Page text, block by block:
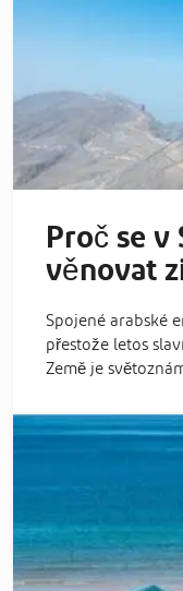
Proč se
věnovat
Spojené arabské
přestože letos
Země je